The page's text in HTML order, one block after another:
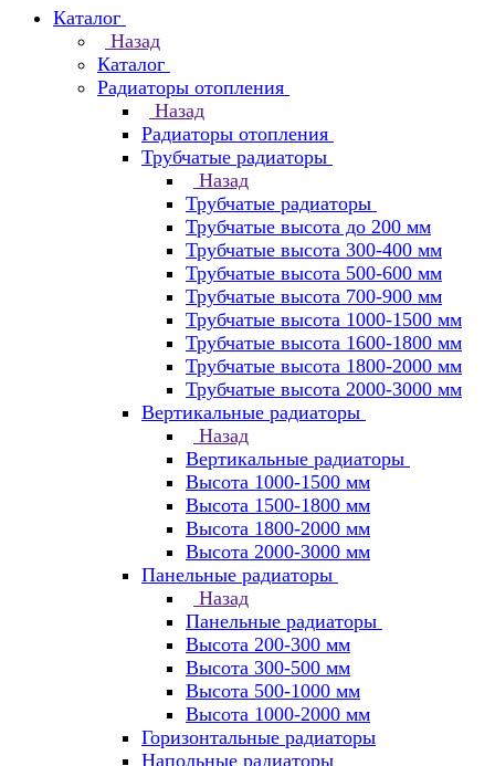
Каталог
Назад
Каталог
Радиаторы отопления
Назад
Радиаторы отопления
Трубчатые радиаторы
Назад
Трубчатые радиаторы
Трубчатые высота до 200 мм
Трубчатые высота 300-400 мм
Трубчатые высота 500-600 мм
Трубчатые высота 700-900 мм
Трубчатые высота 1000-1500 мм
Трубчатые высота 1600-1800 мм
Трубчатые высота 1800-2000 мм
Трубчатые высота 2000-3000 мм
Вертикальные радиаторы
Назад
Вертикальные радиаторы
Высота 1000-1500 мм
Высота 1500-1800 мм
Высота 1800-2000 мм
Высота 2000-3000 мм
Панельные радиаторы
Назад
Панельные радиаторы
Высота 200-300 мм
Высота 300-500 мм
Высота 500-1000 мм
Высота 1000-2000 мм
Горизонтальные радиаторы
Напольные радиаторы